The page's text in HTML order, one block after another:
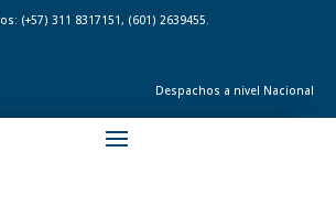
(+57) 311 8317151, (601) 2639455.
Despachos a nivel Nacional